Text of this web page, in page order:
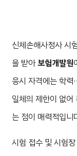
신체손해사정사 시
을 받아보험개발원
응시 자격에는 학력
일체의 제한이 없
는 점이 매력적입니
시험 접수 및 시험